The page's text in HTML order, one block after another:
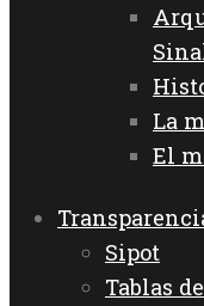
La
El
Sipot
Tablas